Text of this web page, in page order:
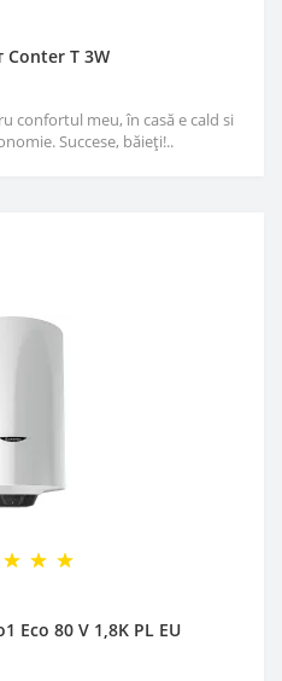
Conter T 3W
confortul meu, în casă e cald si
Succese, băieți!..
Eco 80 V 1,8K PL EU